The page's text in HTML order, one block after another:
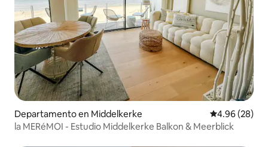
Departamento en Middelkerke Calificación
4.96 (28)
la MERéMOI - Estudio Middelkerke Balkon & Meerblick